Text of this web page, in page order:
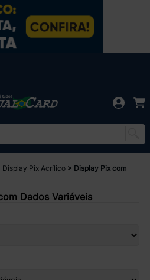
Display Pix Acrílico
Display Pix com
Dados Variáveis